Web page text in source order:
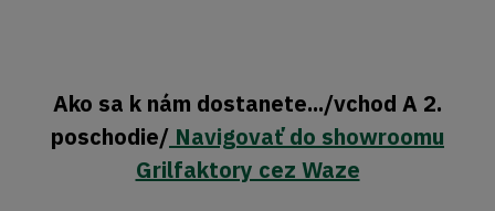
Ako sa k nám dostanete.../vchod A 2.
poschodie/ Navigovať do showroomu
Grilfaktory cez Waze